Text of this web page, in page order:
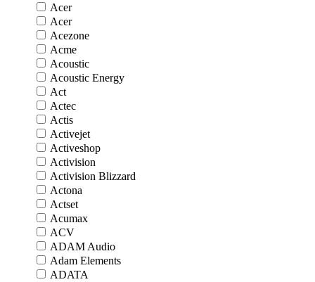
Acer
Acer
Acezone
Acme
Acoustic
Acoustic Energy
Act
Actec
Actis
Activejet
Activeshop
Activision
Activision Blizzard
Actona
Actset
Acumax
ACV
ADAM Audio
Adam Elements
ADATA